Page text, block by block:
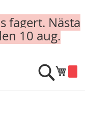
fagert. Nästa
10 aug.
Min
Sök